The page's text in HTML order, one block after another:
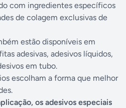
com ingredientes específicos
de colagem exclusivas de
estão disponíveis em
adesivas, adesivos líquidos,
em tubo.
escolham a forma que melhor
os adesivos especiais